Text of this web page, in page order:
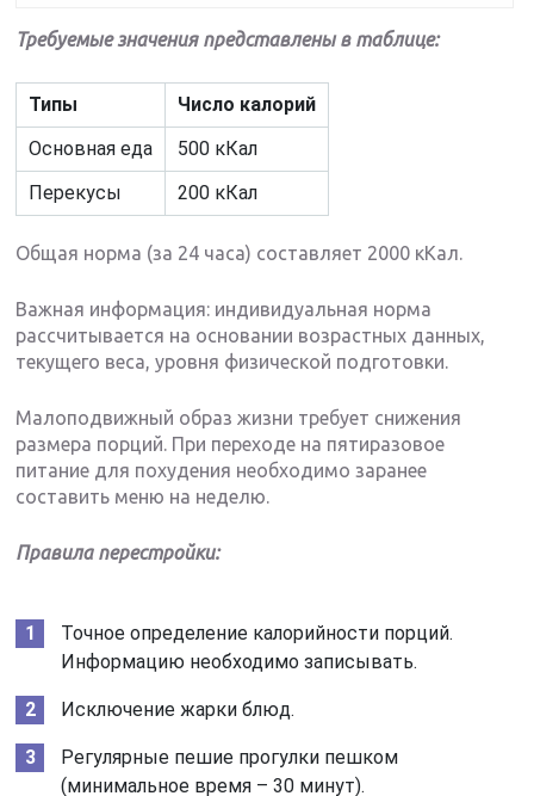
Требуемые значения представлены в таблице:
Типы
Число калорий
Основная еда
500 кКал
Перекусы
200 кКал
Общая норма (за 24 часа) составляет 2000 кКал.
Важная информация: индивидуальная норма
рассчитывается на основании возрастных данных,
текущего веса, уровня физической подготовки.
Малоподвижный образ жизни требует снижения
размера порций. При переходе на пятиразовое
питание для похудения необходимо заранее
составить меню на неделю.
Правила перестройки:
Точное определение калорийности порций.
Информацию необходимо записывать.
Исключение жарки блюд.
Регулярные пешие прогулки пешком
(минимальное время – 30 минут).